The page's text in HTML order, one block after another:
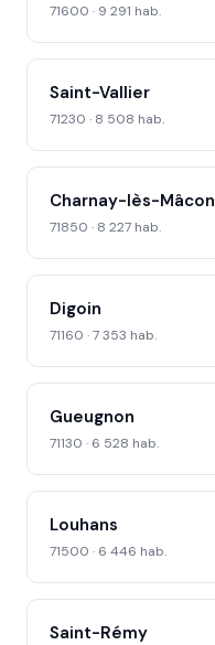
71600 · 9 291 hab.
Saint-Vallier
71230 · 8 508 hab.
Charnay-lès-Mâcon
71850 · 8 227 hab.
Digoin
71160 · 7 353 hab.
Gueugnon
71130 · 6 528 hab.
Louhans
71500 · 6 446 hab.
Saint-Rémy